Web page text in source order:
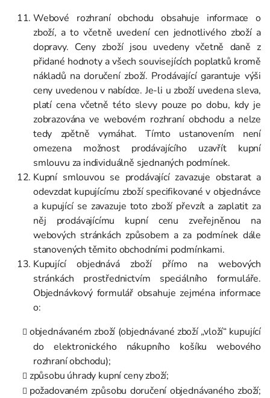
Webové rozhraní obchodu obsahuje informace o
zboží, a to včetně uvedení cen jednotlivého zboží a
dopravy. Ceny zboží jsou uvedeny včetně daně z
přidané hodnoty a všech souvisejících poplatků kromě
nákladů na doručení zboží. Prodávající garantuje výši
ceny uvedenou v nabídce. Je-li u zboží uvedena sleva,
platí cena včetně této slevy pouze po dobu, kdy je
zobrazována ve webovém rozhraní obchodu a nelze
tedy zpětně vymáhat. Tímto ustanovením není
omezena možnost prodávajícího uzavřít kupní
smlouvu za individuálně sjednaných podmínek.
Kupní smlouvou se prodávající zavazuje obstarat a
odevzdat kupujícímu zboží specifikované v objednávce
a kupující se zavazuje toto zboží převzít a zaplatit za
něj prodávajícímu kupní cenu zveřejněnou na
webových stránkách způsobem a za podmínek dále
stanovených těmito obchodními podmínkami.
Kupující objednává zboží přímo na webových
stránkách prostřednictvím speciálního formuláře.
Objednávkový formulář obsahuje zejména informace
o:
objednávaném zboží (objednávané zboží „vloží“ kupující
do elektronického nákupního košíku webového
rozhraní obchodu);
způsobu úhrady kupní ceny zboží;
požadovaném způsobu doručení objednávaného zboží;